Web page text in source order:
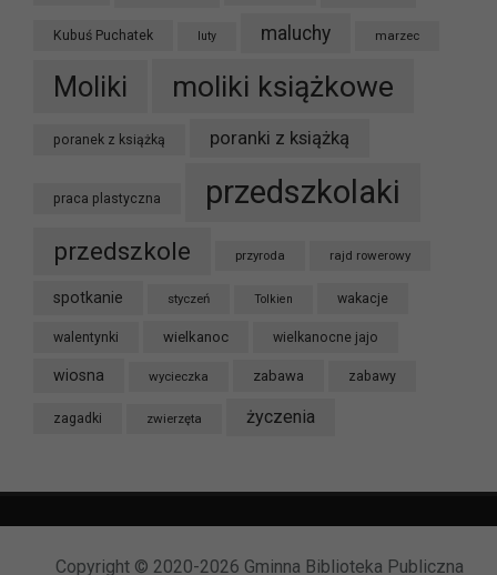
Kubuś Puchatek luty maluchy marzec
Moliki moliki książkowe
poranek z książką poranki z książką
praca plastyczna przedszkolaki
przedszkole przyroda rajd rowerowy
spotkanie styczeń Tolkien wakacje
walentynki wielkanoc wielkanocne jajo
wiosna wycieczka zabawa zabawy
zagadki zwierzęta życzenia
Copyright © 2020-2026 Gminna Biblioteka Publiczna